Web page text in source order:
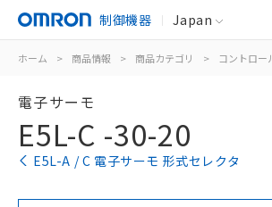
制御機器 Japan
ホーム > 商品情報 > 商品カテゴリ > コントロー
電子サーモ
E5L-C -30-20
E5L-A / C 電子サーモ 形式セレクタ